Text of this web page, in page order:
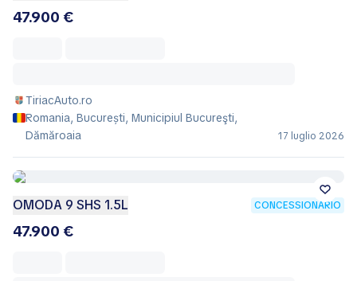
47.900 €
TiriacAuto.ro
Romania, București, Municipiul Bucureşti,
Dămăroaia
17 luglio 2026
OMODA 9 SHS 1.5L CONCESSIONARIO
47.900 €